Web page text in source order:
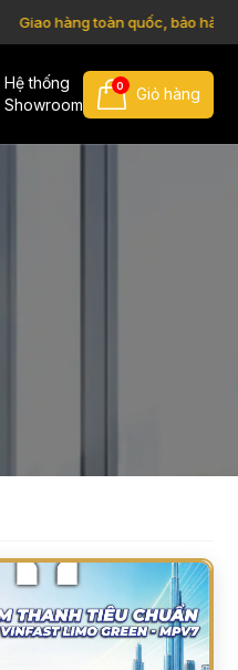
Giao hàng toàn quốc, bảo hành
Hệ thống
Showroom
0 Giỏ hàng